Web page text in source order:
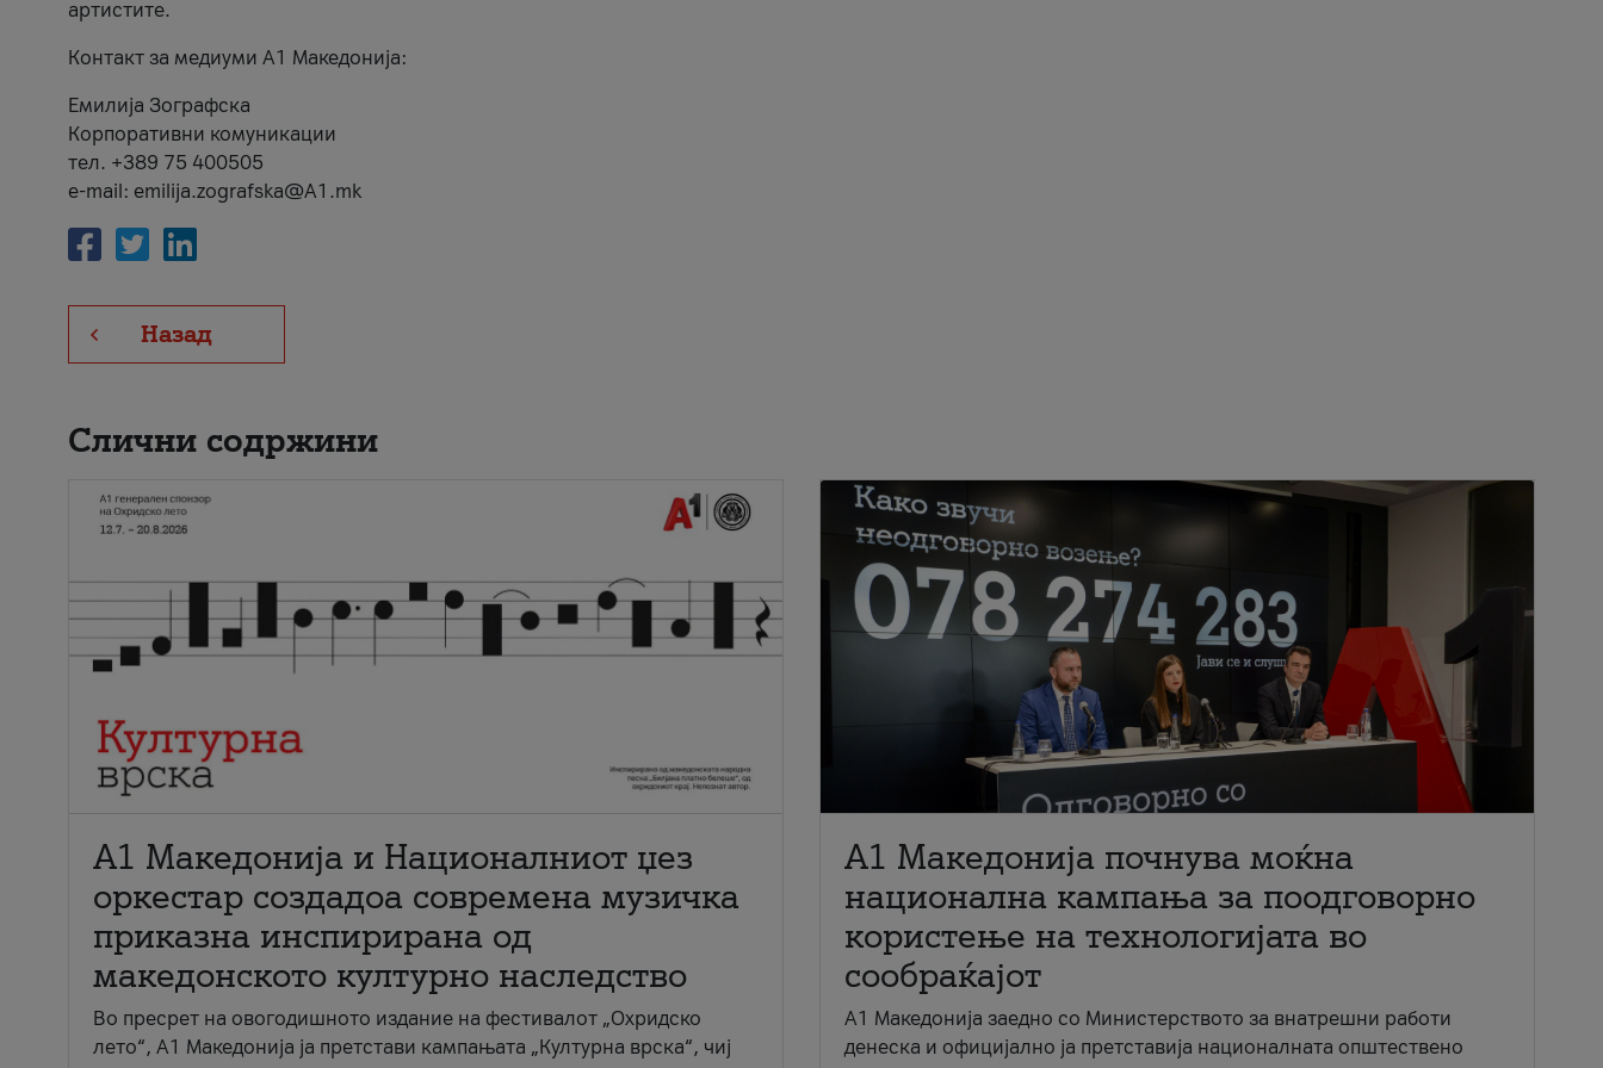
артистите.
Контакт за медиуми А1 Македонија:
Емилија Зографска
Корпоративни комуникации
тел. +389 75 400505
e-mail: emilija.zografska@A1.mk
Назад
Слични содржини
А1 Македонија и Националниот џез
оркестар создадоа современа музичка
приказна инспирирана од
македонското културно наследство
Во пресрет на овогодишното издание на фестивалот „Охридско
лето“, А1 Македонија ја претстави кампањата „Културна врска“, чиј
A1 Македонија почнува моќна
национална кампања за поодговорно
користење на технологијата во
сообраќајот
A1 Македонија заедно со Министерството за внатрешни работи
денеска и официјално ја претставија националната општествено